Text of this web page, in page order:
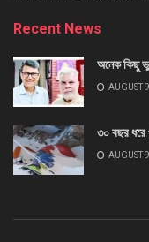
Recent News
অনেক কিছু
AUGUST
৩০ বছর ধরে
AUGUST